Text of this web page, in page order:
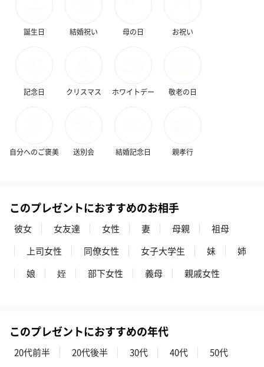
誕生日 結婚祝い 母の日 お祝い
記念日 クリスマス ホワイトデー 敬老の日
自分へのご褒美 送別会 結婚記念日 親孝行
このプレゼントにおすすめのお相手
彼女 女友達 女性 妻 母親
祖母
上司女性
同僚女性 女子大学生 妹
姉
娘
姪 部下女性 義母 親戚女性
このプレゼントにおすすめの年代
20代前半 20代後半 30代 40代
50代